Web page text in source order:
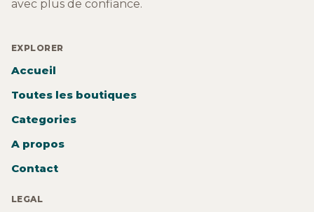
avec plus de confiance.
EXPLORER
Accueil
Toutes les boutiques
Categories
A propos
Contact
LEGAL